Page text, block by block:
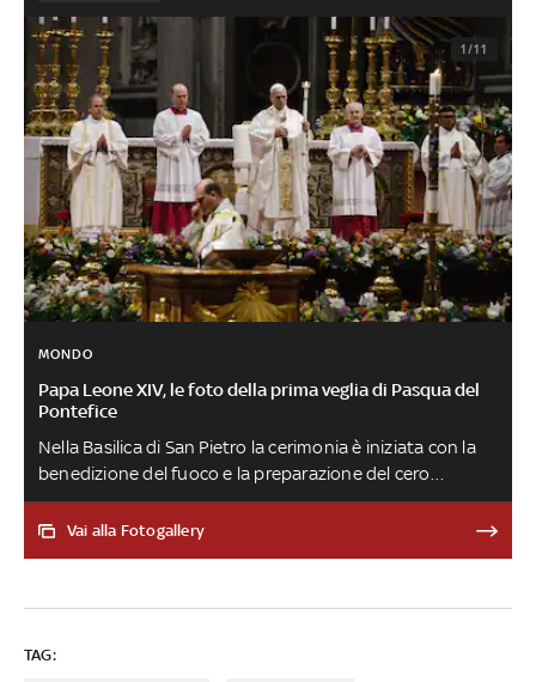
1/11
MONDO
Papa Leone XIV, le foto della prima veglia di Pasqua del
Pontefice
Nella Basilica di San Pietro la cerimonia è iniziata con la
benedizione del fuoco e la preparazione del cero
pasquale, poi la processione verso l'Altare, il canto
dell'Exsultet, la Liturgia della Parola, la Liturgia
Pontefice: il mondo è devastato da guerre e ingiustizie
Vai alla Fotogallery
TAG: